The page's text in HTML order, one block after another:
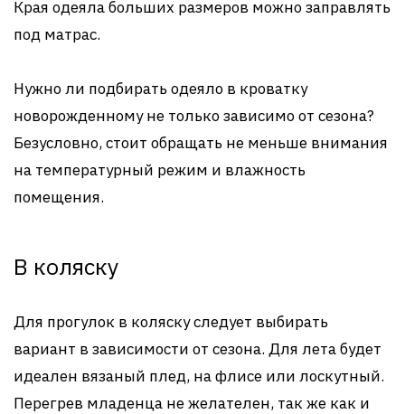
Края одеяла больших размеров можно заправлять
под матрас.
Нужно ли подбирать одеяло в кроватку
новорожденному не только зависимо от сезона?
Безусловно, стоит обращать не меньше внимания
на температурный режим и влажность
помещения.
В коляску
Для прогулок в коляску следует выбирать
вариант в зависимости от сезона. Для лета будет
идеален вязаный плед, на флисе или лоскутный.
Перегрев младенца не желателен, так же как и